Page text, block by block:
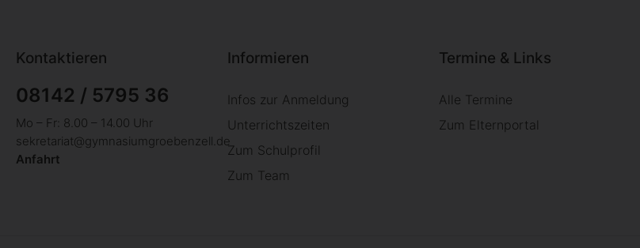
Kontaktieren
08142 / 5795 36
Mo – Fr: 8.00 – 14.00 Uhr
sekretariat@gymnasiumgroebenzell.de
Anfahrt
Informieren
Infos zur Anmeldung
Unterrichtszeiten
Zum Schulprofil
Zum Team
Termine & Links
Alle Termine
Zum Elternportal